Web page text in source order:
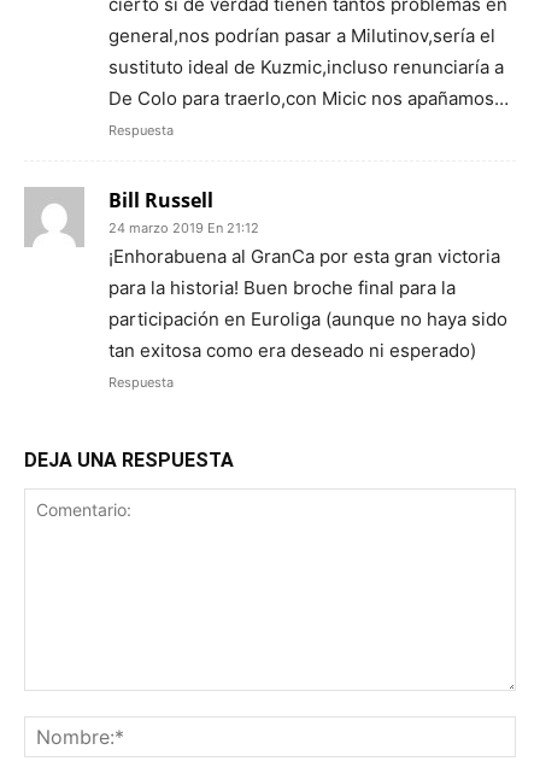
general,nos podrían pasar a Milutinov,sería el
sustituto ideal de Kuzmic,incluso renunciaría a
De Colo para traerlo,con Micic nos apañamos…
Respuesta
Bill Russell
24 marzo 2019 En 21:12
¡Enhorabuena al GranCa por esta gran victoria
para la historia! Buen broche final para la
participación en Euroliga (aunque no haya sido
tan exitosa como era deseado ni esperado)
Respuesta
DEJA UNA RESPUESTA